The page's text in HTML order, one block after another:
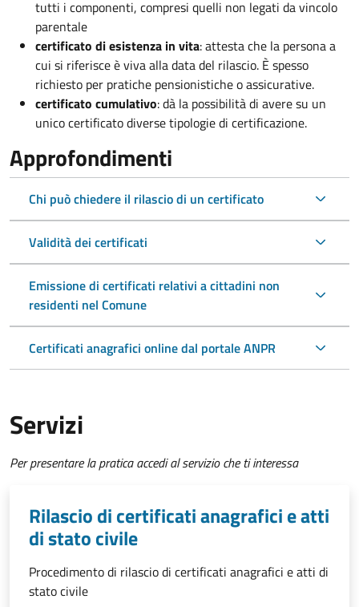
tutti i componenti, compresi quelli non legati da vincolo
parentale
certificato di esistenza in vita: attesta che la persona a
cui si riferisce è viva alla data del rilascio. È spesso
richiesto per pratiche pensionistiche o assicurative.
certificato cumulativo: dà la possibilità di avere su un
unico certificato diverse tipologie di certificazione.
Approfondimenti
Chi può chiedere il rilascio di un certificato
Validità dei certificati
Emissione di certificati relativi a cittadini non
residenti nel Comune
Certificati anagrafici online dal portale ANPR
Servizi
Per presentare la pratica accedi al servizio che ti interessa
Rilascio di certificati anagrafici e atti
di stato civile
Procedimento di rilascio di certificati anagrafici e atti di
stato civile